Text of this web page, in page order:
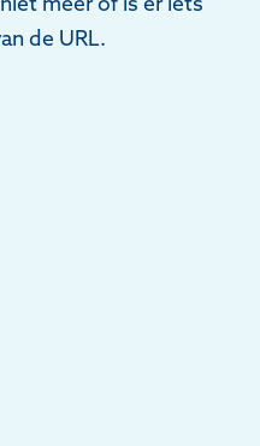
de URL.